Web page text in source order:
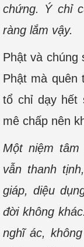
chứng. Ý chỉ
ràng lắm vậy.
Phật và chúng
Phật mà quên
tổ chỉ dạy hết
mê chấp nên
Một niệm
vẫn thanh
giáp, diệu
đời không
nghĩ ác,